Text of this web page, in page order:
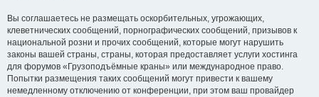
Вы соглашаетесь не размещать оскорбительных, угрожающих,
клеветнических сообщений, порнографических сообщений, призывов к
национальной розни и прочих сообщений, которые могут нарушить
законы вашей страны, страны, которая предоставляет услуги хостинга
для форумов «Грузоподъёмные краны» или международное право.
Попытки размещения таких сообщений могут привести к вашему
немедленному отключению от конференции, при этом ваш провайдер